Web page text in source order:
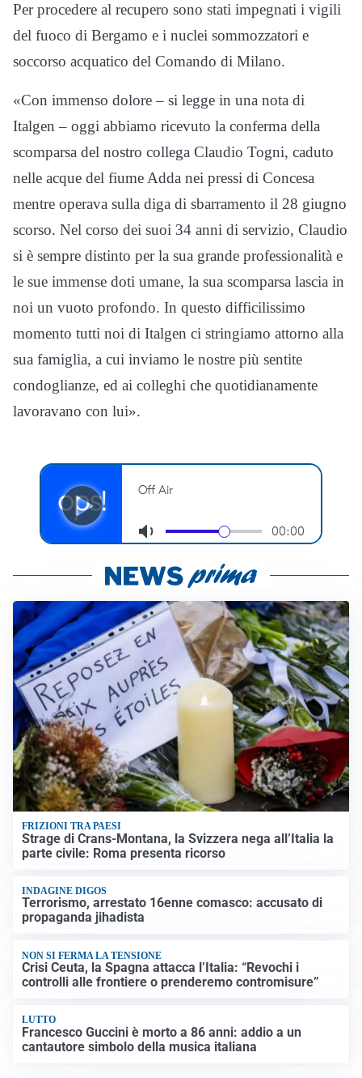
Per procedere al recupero sono stati impegnati i vigili
del fuoco di Bergamo e i nuclei sommozzatori e
soccorso acquatico del Comando di Milano.
«Con immenso dolore – si legge in una nota di
Italgen – oggi abbiamo ricevuto la conferma della
scomparsa del nostro collega Claudio Togni, caduto
nelle acque del fiume Adda nei pressi di Concesa
mentre operava sulla diga di sbarramento il 28 giugno
scorso. Nel corso dei suoi 34 anni di servizio, Claudio
si è sempre distinto per la sua grande professionalità e
le sue immense doti umane, la sua scomparsa lascia in
noi un vuoto profondo. In questo difficilissimo
momento tutti noi di Italgen ci stringiamo attorno alla
sua famiglia, a cui inviamo le nostre più sentite
condoglianze, ed ai colleghi che quotidianamente
lavoravano con lui».
FRIZIONI TRA PAESI
Strage di Crans-Montana, la Svizzera nega all’Italia la
parte civile: Roma presenta ricorso
INDAGINE DIGOS
Terrorismo, arrestato 16enne comasco: accusato di
propaganda jihadista
NON SI FERMA LA TENSIONE
Crisi Ceuta, la Spagna attacca l’Italia: “Revochi i
controlli alle frontiere o prenderemo contromisure”
LUTTO
Francesco Guccini è morto a 86 anni: addio a un
cantautore simbolo della musica italiana